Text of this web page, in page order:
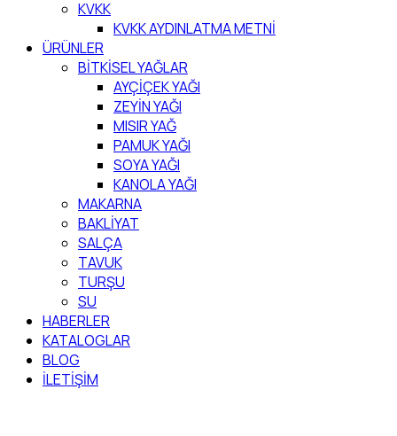
KVKK
KVKK AYDINLATMA METNİ
ÜRÜNLER
BİTKİSEL YAĞLAR
AYÇİÇEK YAĞI
ZEYİN YAĞI
MISIR YAĞ
PAMUK YAĞI
SOYA YAĞI
KANOLA YAĞI
MAKARNA
BAKLİYAT
SALÇA
TAVUK
TURŞU
SU
HABERLER
KATALOGLAR
BLOG
İLETİŞİM